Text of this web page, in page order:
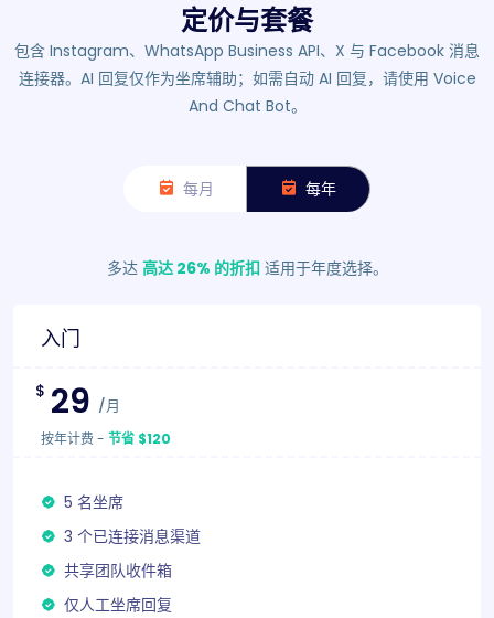
定价与套餐
包含 Instagram、WhatsApp Business API、X 与 Facebook 消息
连接器。AI 回复仅作为坐席辅助；如需自动 AI 回复，请使用 Voice
And Chat Bot。
每月 每年
多达 高达 26% 的折扣 适用于年度选择。
入门
$ 29 /月
按年计费 - 节省 $120
5 名坐席
3 个已连接消息渠道
共享团队收件箱
仅人工坐席回复